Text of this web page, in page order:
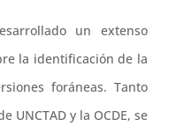
un extenso
la identificación de la
foráneas. Tanto
UNCTAD y la OCDE, se